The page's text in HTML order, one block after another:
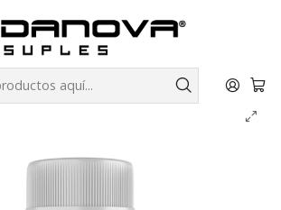
Suples Vitaminas y Minerales
Vidanova® Suples